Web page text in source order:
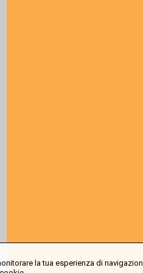
la tua esperienza di